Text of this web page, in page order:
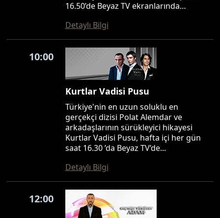
16.50’de Beyaz TV ekranlarında…
Detaylı Bilgi
10:00
Kurtlar Vadisi Pusu
Türkiye'nin en uzun soluklu en
gerçekçi dizisi Polat Alemdar ve
arkadaşlarının sürükleyici hikayesi
Kurtlar Vadisi Pusu, hafta içi her gün
saat 16.30 ’da Beyaz TV’de...
Detaylı Bilgi
12:00